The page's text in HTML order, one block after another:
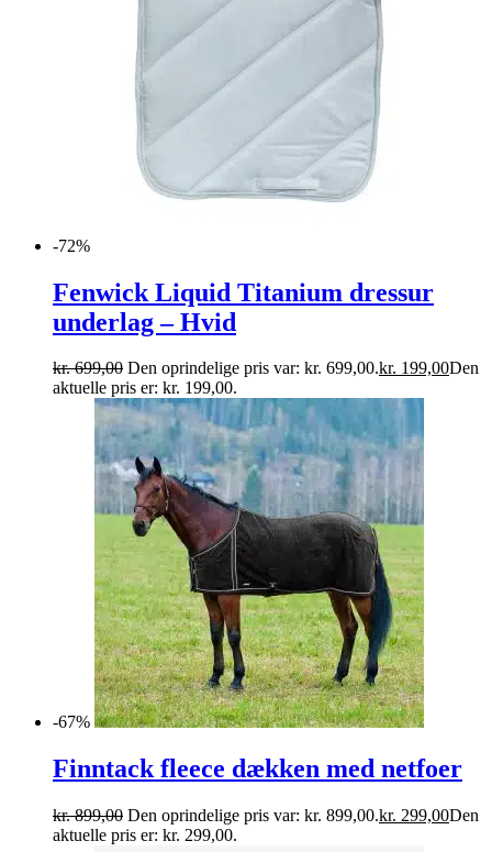
-72%
Fenwick Liquid Titanium dressur
underlag – Hvid
kr.699,00 Den oprindelige pris var: kr. 699,00.kr. 199,00Den
aktuelle pris er: kr. 199,00.
-67%
Finntack fleece dækken med netfoer
kr.899,00 Den oprindelige pris var: kr. 899,00.kr. 299,00Den
aktuelle pris er: kr. 299,00.